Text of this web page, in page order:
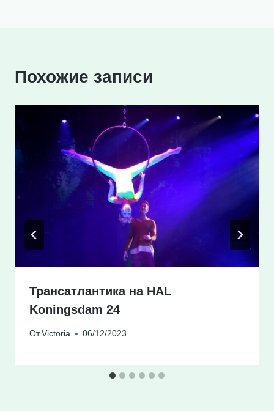
Похожие записи
Трансатлантика на HAL
Koningsdam 24
От Victoria 06/12/2023